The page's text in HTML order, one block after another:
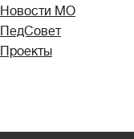
Новости МО
ПедСовет
Проекты